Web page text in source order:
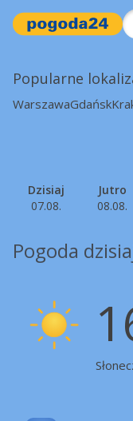
Popularne
WarszawaGdańsk
Dzisiaj
07.08.
Jutro
08.08.
Pogoda